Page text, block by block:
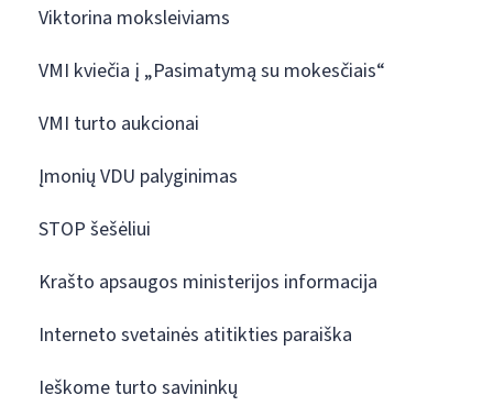
Viktorina moksleiviams
VMI kviečia į „Pasimatymą su mokesčiais“
VMI turto aukcionai
Įmonių VDU palyginimas
STOP šešėliui
Krašto apsaugos ministerijos informacija
Interneto svetainės atitikties paraiška
Ieškome turto savininkų